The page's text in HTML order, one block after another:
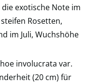
exotische Note im
Rosetten,
im Juli, Wuchshöhe
involucrata var.
(20 cm) für